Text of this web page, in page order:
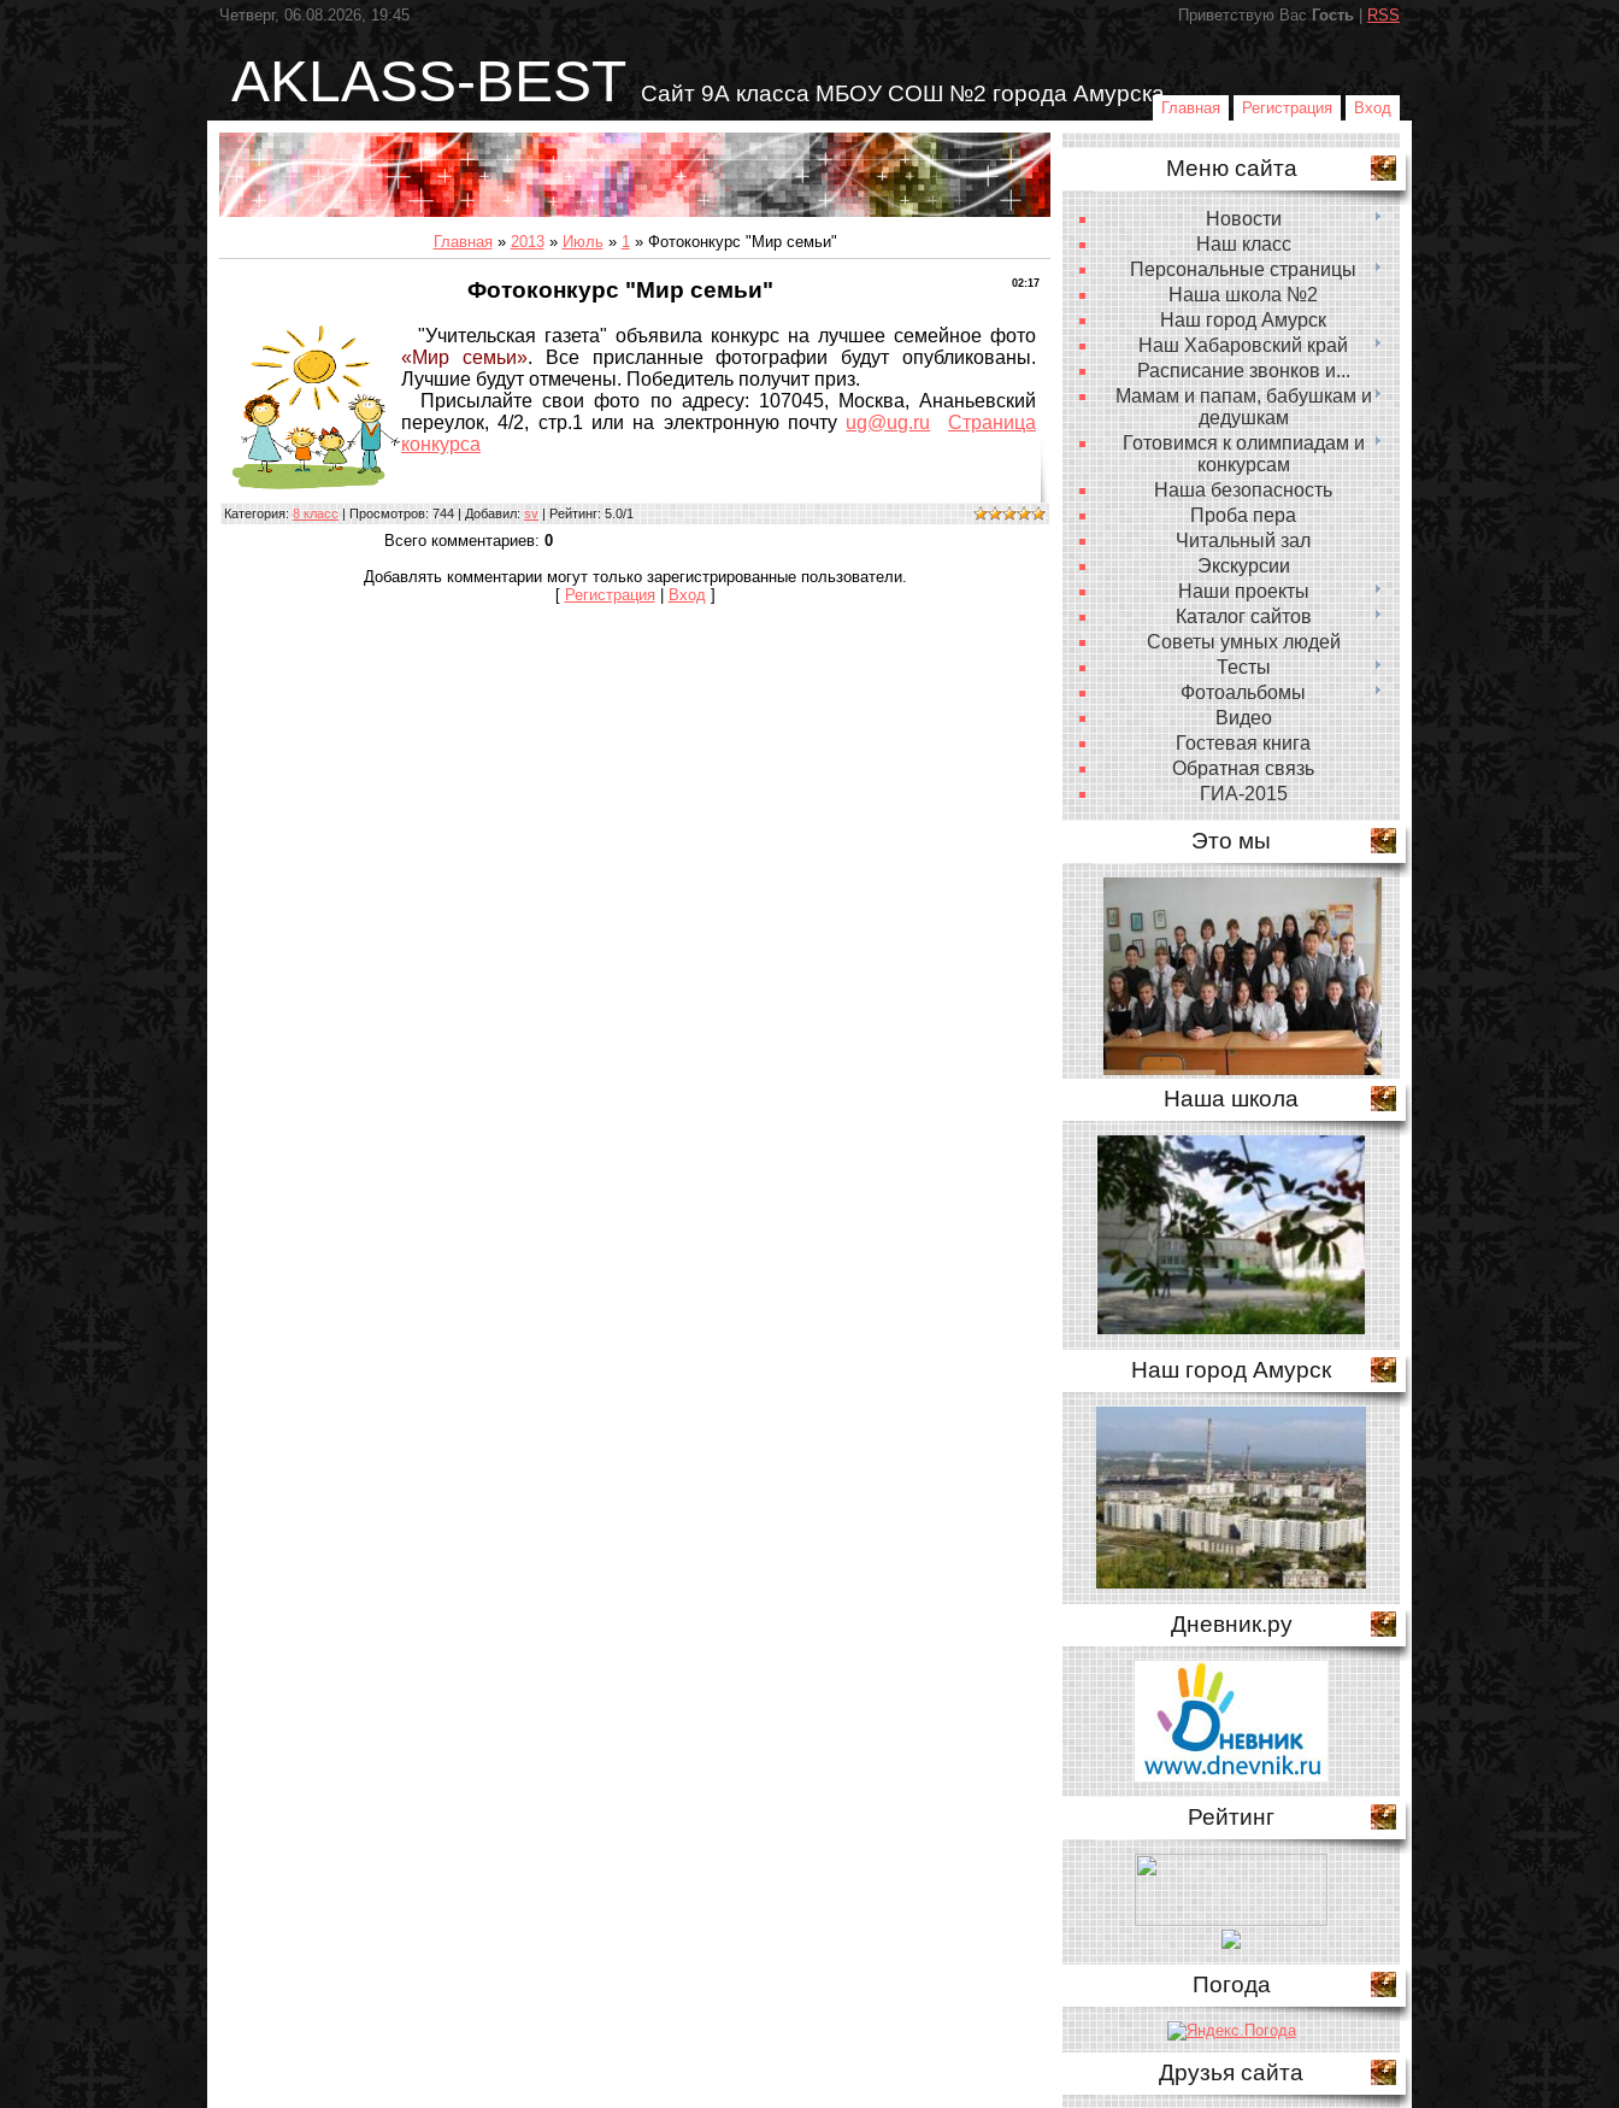
Четверг, 06.08.2026, 19:45 Приветствую Вас Гость RSS
AKLASS-BEST Сайт 9А класса МБОУ СОШ №2 города Амурска
Главная Регистрация Вход
Главная » 2013 » Июль » 1 » Фотоконкурс "Мир семьи"
02:17
Фотоконкурс "Мир семьи"
"Учительская газета" объявила конкурс на лучшее семейное фото
«Мир семьи». Все присланные фотографии будут опубликованы.
Лучшие будут отмечены. Победитель получит приз.
Присылайте свои фото по адресу: 107045, Москва, Ананьевский
переулок, 4/2, стр.1 или на электронную почту ug@ug.ru
Страница
конкурса
Категория: 8 класс | Просмотров: 744 | Добавил: sv | Рейтинг: 5.0/1
Всего комментариев: 0
Добавлять комментарии могут только зарегистрированные пользователи.
[ Регистрация Вход ]
Меню сайта
Новости
Наш класс
Персональные страницы
Наша школа №2
Наш город Амурск
Наш Хабаровский край
Расписание звонков и...
Мамам и папам, бабушкам и
дедушкам
Готовимся к олимпиадам и
конкурсам
Наша безопасность
Проба пера
Читальный зал
Экскурсии
Наши проекты
Каталог сайтов
Советы умных людей
Тесты
Фотоальбомы
Видео
Гостевая книга
Обратная связь
ГИА-2015
Это мы
Наша школа
Наш город Амурск
Дневник.ру
Рейтинг
Погода
Друзья сайта